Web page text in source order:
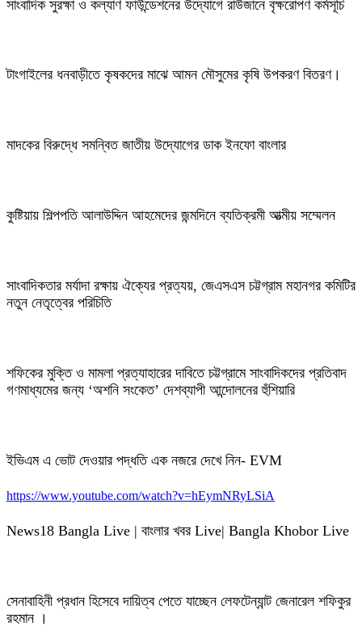
সাংবাদিক সুরক্ষা ও কল্যাণ ফাউন্ডেশনের উদ্যোগে রাউজানে বৃক্ষরোপণ কর্মসূচি
টাংগাইলের ধনবাড়ীতে কৃষকদের মাঝে আমন মৌসুমের কৃষি উপকরণ বিতরণ।
মাদকের বিরুদ্ধে সমন্বিত জাতীয় উদ্যোগের ডাক ইনফো বাংলার
কুষ্টিয়ায় শিল্পপতি আলাউদ্দিন আহমেদের জন্মদিনে ব্যতিক্রমী আত্মীয় সম্মেলন
সাংবাদিকতার মর্যাদা রক্ষায় ঐক্যের প্রত্যয়, জেএসএস চট্টগ্রাম মহানগর কমিটির
নতুন নেতৃত্বের পরিচিতি
শফিকের মুক্তি ও মামলা প্রত্যাহারের দাবিতে চট্টগ্রামে সাংবাদিকদের প্রতিবাদ
গণমাধ্যমের জন্য ‘অশনি সংকেত’ দেশব্যাপী আন্দোলনের হুঁশিয়ারি
ইভিএম এ ভোট দেওয়ার পদ্ধতি এক নজরে দেখে নিন- EVM
https://www.youtube.com/watch?v=hEymNRyLSiA
News18 Bangla Live | বাংলার খবর Live| Bangla Khobor Live
সেনাবাহিনী প্রধান হিসেবে দায়িত্ব পেতে যাচ্ছেন লেফটেন্যান্ট জেনারেল শফিকুর
রহমান ।